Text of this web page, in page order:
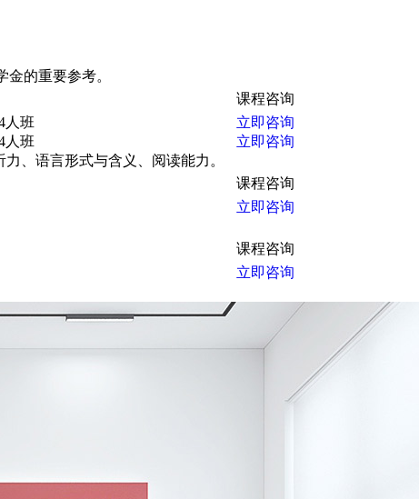
的重要参考。
课程咨询
人班
立即咨询
人班
立即咨询
、语言形式与含义、阅读能力。
课程咨询
立即咨询
课程咨询
立即咨询